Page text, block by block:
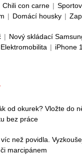
Chili con carne |
| Domácí housky |
| Nový skládací
Elektromobilita | iPhone
od okurek? Vložte do
bez práce
než povidla.
marcipánem